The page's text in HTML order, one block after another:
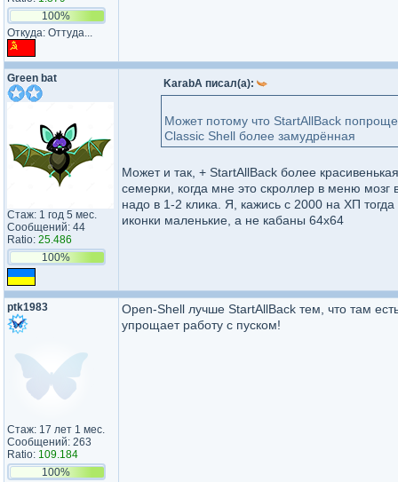
100%
Откуда: Оттуда...
Green bat
Стаж: 1 год 5 мес.
Сообщений: 44
Ratio: 25.486
100%
KarabA писал(а):
Может потому что StartAllBack
Classic Shell более замудрённая
Может и так, + StartAllBack более
семерки, когда мне это скроллер в меню
надо в 1-2 клика. Я, кажись с 2000 на ХП
иконки маленькие, а не кабаны 64х64
ptk1983
Стаж: 17 лет 1 мес.
Сообщений: 263
Ratio: 109.184
100%
Open-Shell лучше StartAllBack тем, что там
упрощает работу с пуском!